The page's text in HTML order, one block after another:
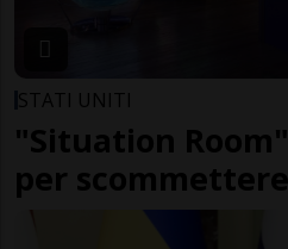
STATI UNITI
"Situation
per